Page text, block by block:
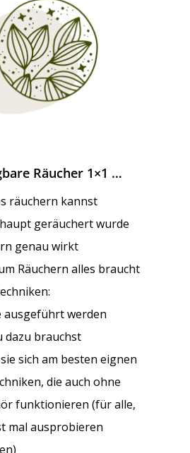
Räucher 1×1 …
räuchern kannst
geräuchert wurde
genau wirkt
Räuchern alles braucht
ausgeführt werden
dazu brauchst
sich am besten eignen
die auch ohne
funktionieren (für alle,
mal ausprobieren